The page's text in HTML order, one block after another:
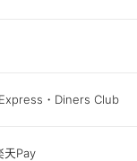
・Diners Club
天Pay